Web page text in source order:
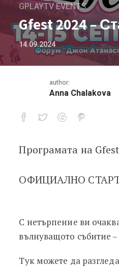
GPLAYTV EVENTS
Gfest 2024 –
14.09.2024
author:
Anna Chalakova
Gfest 2024 –
Програмата на
ОФИЦИАЛНО
С нетърпение ви
вълнуващото събитие –
Тук можете да